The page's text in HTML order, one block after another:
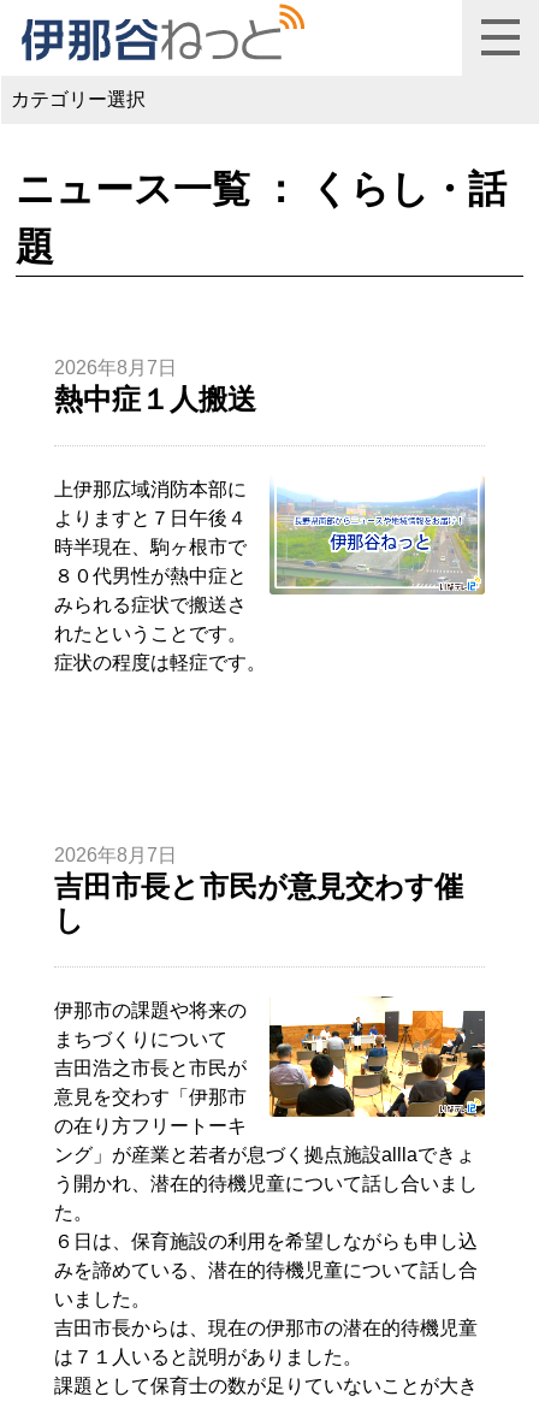
カテゴリー選択
ニュース一覧 ： くらし・話
題
2026年8月7日
熱中症１人搬送
上伊那広域消防本部に
よりますと７日午後４
時半現在、駒ヶ根市で
８０代男性が熱中症と
みられる症状で搬送さ
れたということです。
症状の程度は軽症です。
2026年8月7日
吉田市長と市民が意見交わす催
し
伊那市の課題や将来の
まちづくりについて
吉田浩之市長と市民が
意見を交わす「伊那市
の在り方フリートーキ
ング」が産業と若者が息づく拠点施設alllaできょ
う開かれ、潜在的待機児童について話し合いまし
た。
６日は、保育施設の利用を希望しながらも申し込
みを諦めている、潜在的待機児童について話し合
いました。
吉田市長からは、現在の伊那市の潜在的待機児童
は７１人いると説明がありました。
課題として保育士の数が足りていないことが大き